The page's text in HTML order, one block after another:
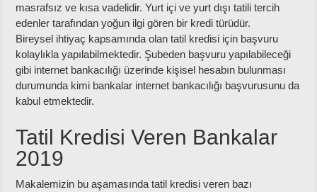
masrafsız ve kısa vadelidir. Yurt içi ve yurt dışı tatili tercih
edenler tarafından yoğun ilgi gören bir kredi türüdür.
Bireysel ihtiyaç kapsamında olan tatil kredisi için başvuru
kolaylıkla yapılabilmektedir. Şubeden başvuru yapılabileceği
gibi internet bankacılığı üzerinde kişisel hesabın bulunması
durumunda kimi bankalar internet bankacılığı başvurusunu da
kabul etmektedir.
Tatil Kredisi Veren Bankalar
2019
Makalemizin bu aşamasında tatil kredisi veren bazı